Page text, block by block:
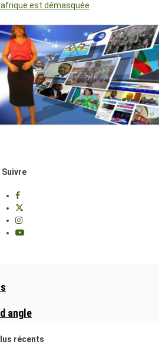
est démasquée
Suivre
angle
récents